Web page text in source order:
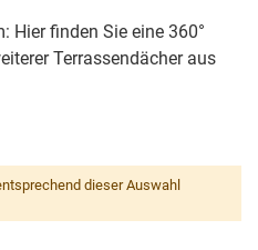
Hier finden Sie eine 360°
Terrassendächer aus
dieser Auswahl